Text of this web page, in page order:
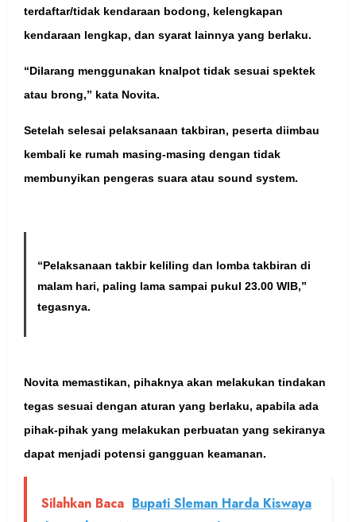
terdaftar/tidak kendaraan bodong, kelengkapan
kendaraan lengkap, dan syarat lainnya yang berlaku.
“Dilarang menggunakan knalpot tidak sesuai spektek
atau brong,” kata Novita.
Setelah selesai pelaksanaan takbiran, peserta diimbau
kembali ke rumah masing-masing dengan tidak
membunyikan pengeras suara atau sound system.
“Pelaksanaan takbir keliling dan lomba takbiran di
malam hari, paling lama sampai pukul 23.00 WIB,”
tegasnya.
Novita memastikan, pihaknya akan melakukan tindakan
tegas sesuai dengan aturan yang berlaku, apabila ada
pihak-pihak yang melakukan perbuatan yang sekiranya
dapat menjadi potensi gangguan keamanan.
Silahkan Baca Bupati Sleman Harda Kiswaya